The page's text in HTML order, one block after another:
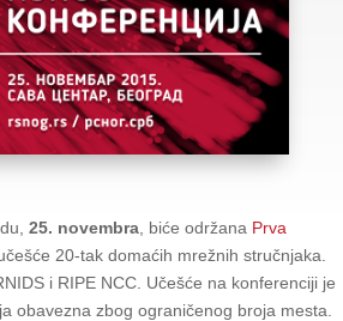
25. novembra , biće održana Prva
učešće 20-tak domaćih mrežnih stručnjaka.
i RIPE NCC. Učešće na konferenciji je
obavezna zbog ograničenog broja mesta.